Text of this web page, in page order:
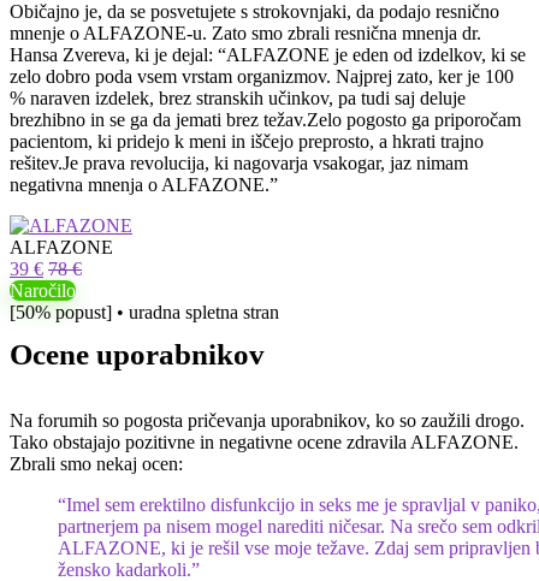
Običajno je, da se posvetujete s strokovnjaki, da podajo resnično
mnenje o ALFAZONE-u. Zato smo zbrali resnična mnenja dr.
Hansa Zvereva, ki je dejal: “ALFAZONE je eden od izdelkov, ki se
zelo dobro poda vsem vrstam organizmov. Najprej zato, ker je 100
% naraven izdelek, brez stranskih učinkov, pa tudi saj deluje
brezhibno in se ga da jemati brez težav.Zelo pogosto ga priporočam
pacientom, ki pridejo k meni in iščejo preprosto, a hkrati trajno
rešitev.Je prava revolucija, ki nagovarja vsakogar, jaz nimam
negativna mnenja o ALFAZONE.”
ALFAZONE
39 € 78 €
Naročilo
[50% popust] • uradna spletna stran
Ocene uporabnikov
Na forumih so pogosta pričevanja uporabnikov, ko so zaužili drogo.
Tako obstajajo pozitivne in negativne ocene zdravila ALFAZONE.
Zbrali smo nekaj ocen:
“Imel sem erektilno disfunkcijo in seks me je spravljal v
partnerjem pa nisem mogel narediti ničesar. Na srečo sem
ALFAZONE, ki je rešil vse moje težave. Zdaj sem pripravljen
žensko kadarkoli.”